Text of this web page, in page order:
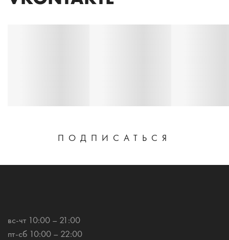
ПОДПИСАТЬСЯ
вс-чт 10:00 – 21:00
пт-сб 10:00 – 22:00